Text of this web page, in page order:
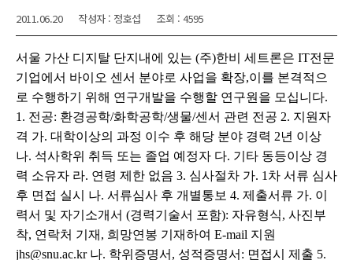
2011.06.20 작성자 : 정호섭 조회 : 4595